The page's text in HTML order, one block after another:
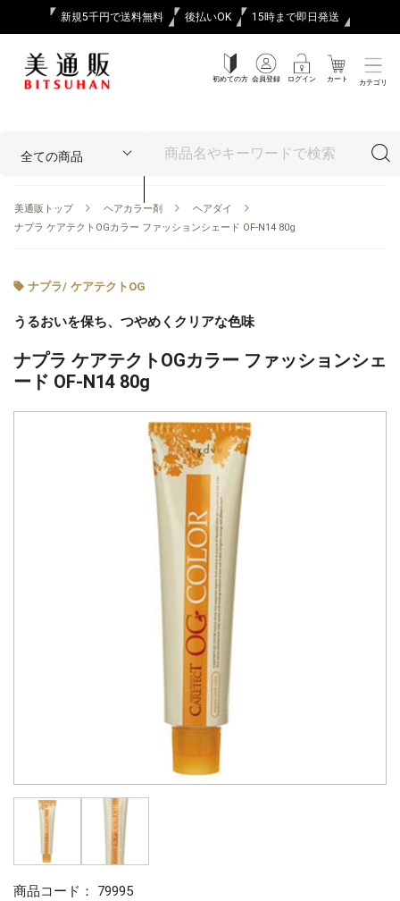
新規5千円で送料無料 後払いOK 15時まで即日発送
初めての方 会員登録 ログイン カート カテゴリ
美通販トップ ヘアカラー剤
ヘアダイ
ナプラ ケアテクトOGカラー ファッションシェード OF-N14 80g
ナプラ/ ケアテクトOG
うるおいを保ち、つやめくクリアな色味
ナプラ ケアテクトOGカラー ファッションシェ
ード OF-N14 80g
商品コード： 79995